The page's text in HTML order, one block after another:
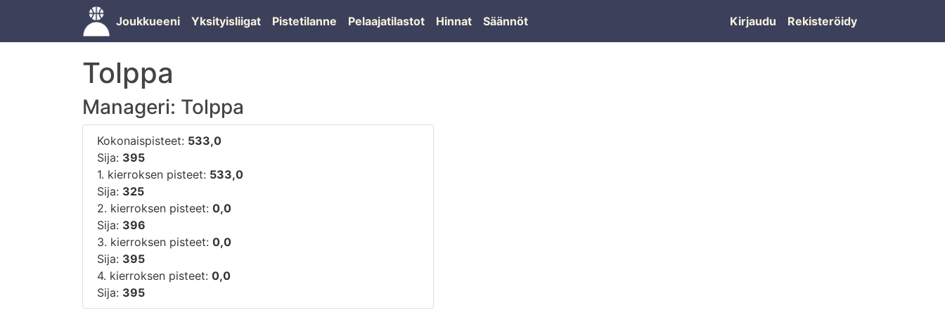
Joukkueeni Yksityisliigat Pistetilanne Pelaajatilastot Hinnat Säännöt Kirjaudu Rekisteröidy
Tolppa
Manageri: Tolppa
Kokonaispisteet: 533,0
Sija: 395
1. kierroksen pisteet: 533,0
Sija: 325
2. kierroksen pisteet: 0,0
Sija: 396
3. kierroksen pisteet: 0,0
Sija: 395
4. kierroksen pisteet: 0,0
Sija: 395